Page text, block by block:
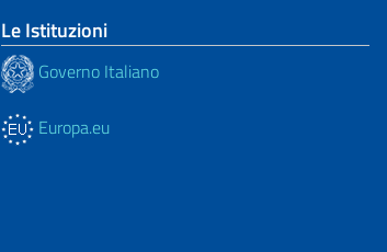
Le Istituzioni
Governo Italiano
Europa.eu